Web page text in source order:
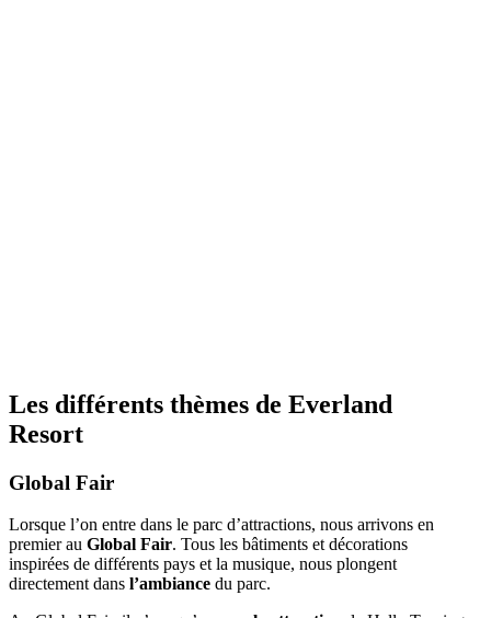
Les différents thèmes de Everland
Resort
Global Fair
Lorsque l’on entre dans le parc d’attractions, nous arrivons en
premier au Global Fair. Tous les bâtiments et décorations
inspirées de différents pays et la musique, nous plongent
directement dans l’ambiance du parc.